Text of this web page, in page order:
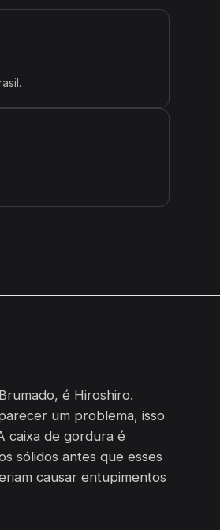
é Hiroshiro.
um problema, isso
caixa de gordura é
sólidos antes que esses
causar entupimentos